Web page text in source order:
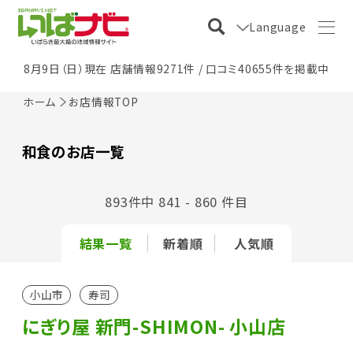
Language
8月9日（日）現在 店舗情報9271件 / 口コミ40655件を掲載中
ホーム お店情報TOP
和食のお店一覧
結果一覧 新着順 人気順
893件中 841 - 860 件目
小山市 寿司
にぎり屋 新門-SHIMON- 小山店